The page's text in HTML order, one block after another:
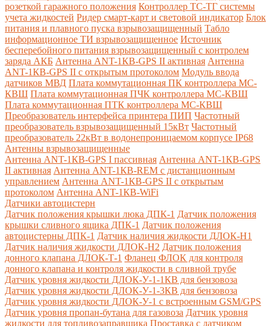
розеткой гаражного положения Контроллер ТС-ТГ системы
учета жидкостей Ридер смарт-карт и световой индикатор Блок
питания и плавного пуска взрывозащищенный Табло
информационное ТИ взрывозащищенное Источник
бесперебойного питания взрывозащищенный с контролем
заряда АКБ Антенна ANT-1КВ-GPS II активная Антенна
ANT-1КВ-GPS II с открытым протоколом Модуль ввода
датчиков МВД Плата коммутационная ПК контроллера МС-
КВШ Плата коммутационная ПЧК контроллера МС-КВШ
Плата коммутационная ПТК контроллера МС-КВШ
Преобразователь интерфейса принтера ПИП Частотный
преобразователь взрывозащищенный 15кВт Частотный
преобразователь 22кВт в водонепроницаемом корпусе IP68
Антенны взрывозащищенные
Антенна ANT-1КВ-GPS I пассивная Антенна ANT-1КВ-GPS
II активная Антенна ANT-1КВ-REM c дистанционным
управлением Антенна ANT-1КВ-GPS II с открытым
протоколом Антенна ANT-1КВ-WiFi
Датчики автоцистерн
Датчик положения крышки люка ДПК-1 Датчик положения
крышки сливного ящика ДПК-1 Датчик положения
автоцистерны ДПК-1 Датчик наличия жидкости ДЛОК-Н1
Датчик наличия жидкости ДЛОК-Н2 Датчик положения
донного клапана ДЛОК-Т-1 Фланец ФЛОК для контроля
донного клапана и контроля жидкости в сливной трубе
Датчик уровня жидкости ДЛОК-У-1-1КВ для бензовоза
Датчик уровня жидкости ДЛОК-У-1-3КВ для бензовоза
Датчик уровня жидкости ДЛОК-У-1 с встроенным GSM/GPS
Датчик уровня пропан-бутана для газовоза Датчик уровня
жидкости для топливозаправщика Проставка с датчиком